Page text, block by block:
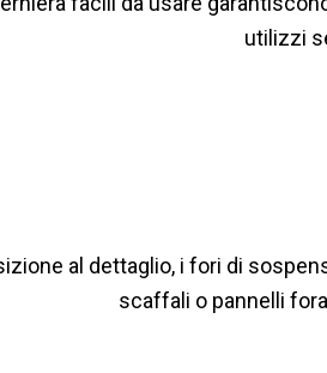
utilizzi
al dettaglio, i fori di
scaffali o pannelli